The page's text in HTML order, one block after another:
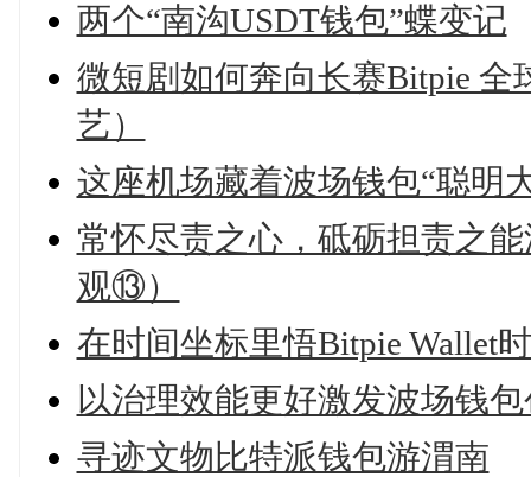
两个“南沟USDT钱包”蝶变记
微短剧如何奔向长赛Bitpie 全
艺）
这座机场藏着波场钱包“聪明
常怀尽责之心，砥砺担责之
观⑬）
在时间坐标里悟Bitpie Wallet
以治理效能更好激发波场钱
寻迹文物比特派钱包游渭南